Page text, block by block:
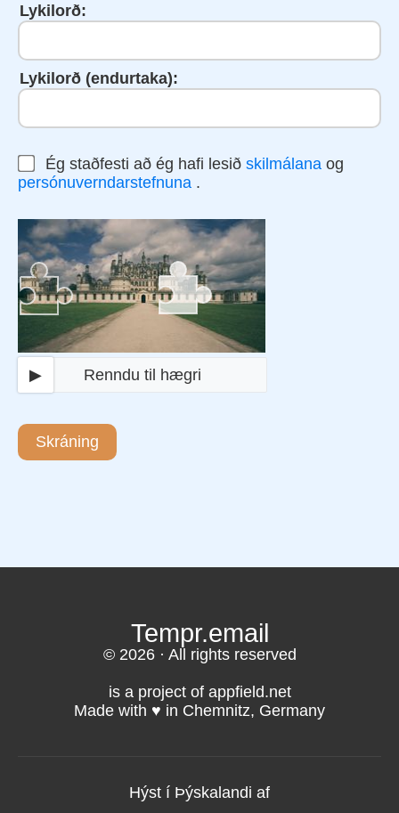
Lykilorð:
Lykilorð (endurtaka):
Ég staðfesti að ég hafi lesið skilmálana og
persónuverndarstefnuna .
▶ Renndu til hægri
Skráning
Tempr.email
© 2026 · All rights reserved
is a project of appfield.net
Made with ♥️ in Chemnitz, Germany
Hýst í Þýskalandi af